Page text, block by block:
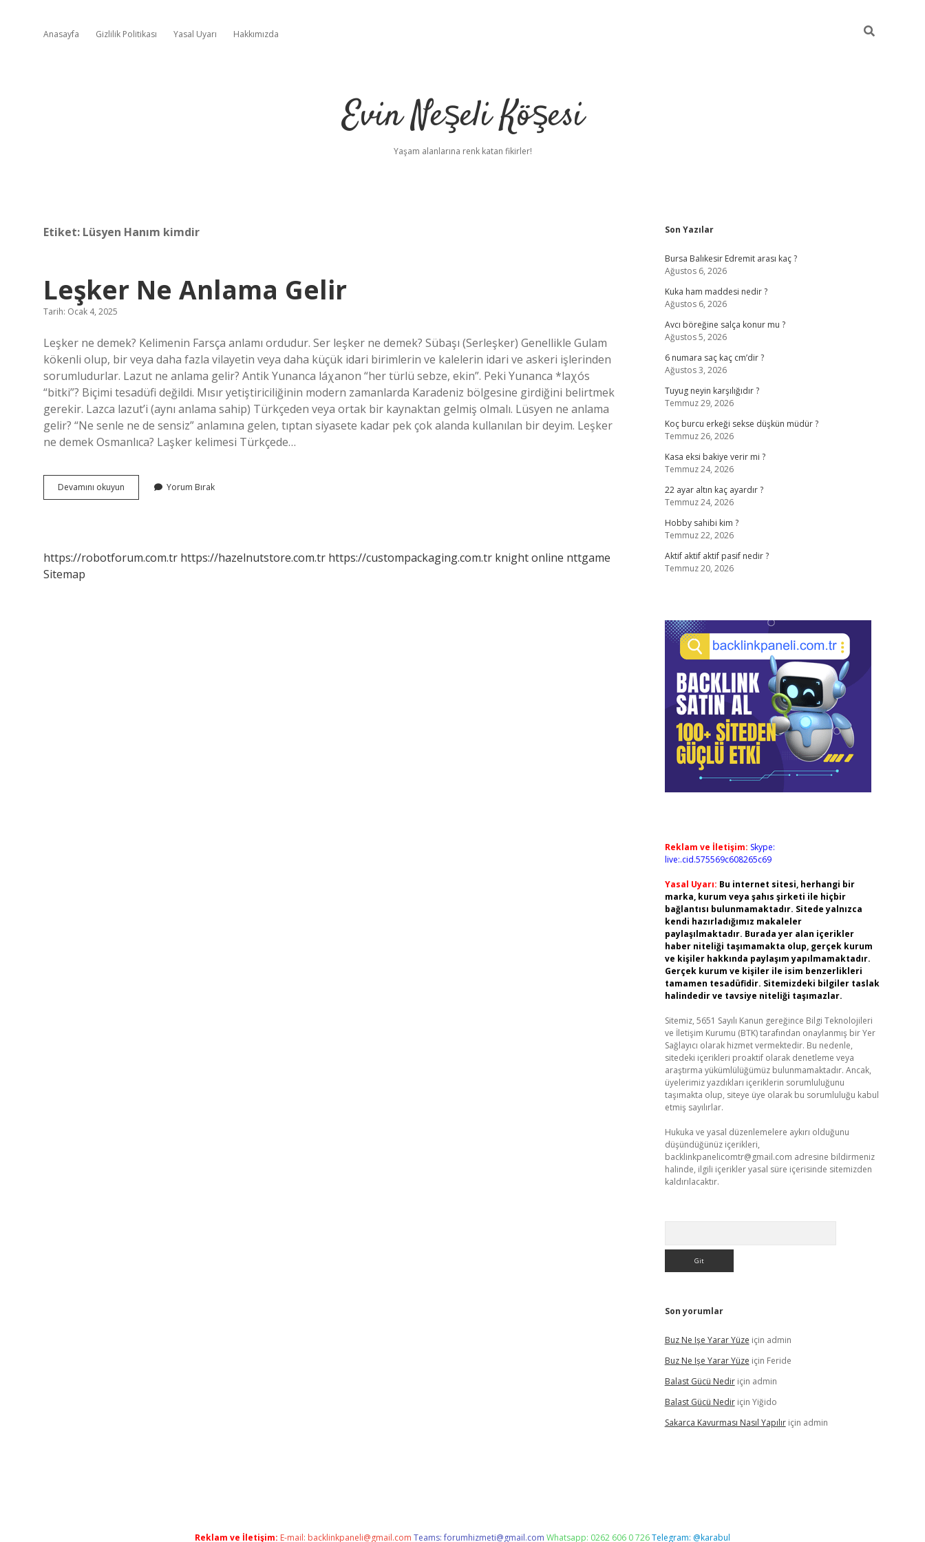
Anasayfa Gizlilik Politikası Yasal Uyarı Hakkımızda
Evin Neşeli Köşesi
Yaşam alanlarına renk katan fikirler!
Etiket: Lüsyen Hanım kimdir
Leşker Ne Anlama Gelir
Tarih: Ocak 4, 2025
Leşker ne demek? Kelimenin Farsça anlamı ordudur. Ser leşker ne demek? Sübaşı (Serleşker) Genellikle Gulam
kökenli olup, bir veya daha fazla vilayetin veya daha küçük idari birimlerin ve kalelerin idari ve askeri işlerinden
sorumludurlar. Lazut ne anlama gelir? Antik Yunanca láχanon “her türlü sebze, ekin”. Peki Yunanca *laχós
“bitki”? Biçimi tesadüfi değildi. Mısır yetiştiriciliğinin modern zamanlarda Karadeniz bölgesine girdiğini belirtmek
gerekir. Lazca lazut’i (aynı anlama sahip) Türkçeden veya ortak bir kaynaktan gelmiş olmalı. Lüsyen ne anlama
gelir? “Ne senle ne de sensiz” anlamına gelen, tıptan siyasete kadar pek çok alanda kullanılan bir deyim. Leşker
ne demek Osmanlıca? Laşker kelimesi Türkçede…
Devamını okuyun
Ne
Yorum Bırak
https://robotforum.com.tr https://hazelnutstore.com.tr https://custompackaging.com.tr knight online nttgame
Sitemap
Sidebar
Son Yazılar
Bursa Balıkesir Edremit arası kaç ?
Ağustos 6, 2026
Kuka ham maddesi nedir ?
Ağustos 6, 2026
Avcı böreğine salça konur mu ?
Ağustos 5, 2026
6 numara saç kaç cm’dir ?
Ağustos 3, 2026
Tuyug neyin karşılığıdır ?
Temmuz 29, 2026
Koç burcu erkeği sekse düşkün müdür ?
Temmuz 26, 2026
Kasa eksi bakiye verir mi ?
Temmuz 24, 2026
22 ayar altın kaç ayardır ?
Temmuz 24, 2026
Hobby sahibi kim ?
Temmuz 22, 2026
Aktif aktif aktif pasif nedir ?
Temmuz 20, 2026
Reklam ve İletişim: Skype:
live:.cid.575569c608265c69
Yasal Uyarı: Bu internet sitesi, herhangi bir
marka, kurum veya şahıs şirketi ile hiçbir
bağlantısı bulunmamaktadır. Sitede yalnızca
kendi hazırladığımız makaleler
paylaşılmaktadır. Burada yer alan içerikler
haber niteliği taşımamakta olup, gerçek kurum
ve kişiler hakkında paylaşım yapılmamaktadır.
Gerçek kurum ve kişiler ile isim benzerlikleri
tamamen tesadüfidir. Sitemizdeki bilgiler taslak
halindedir ve tavsiye niteliği taşımazlar.
Sitemiz, 5651 Sayılı Kanun gereğince Bilgi Teknolojileri
ve İletişim Kurumu (BTK) tarafından onaylanmış bir Yer
Sağlayıcı olarak hizmet vermektedir. Bu nedenle,
sitedeki içerikleri proaktif olarak denetleme veya
araştırma yükümlülüğümüz bulunmamaktadır. Ancak,
üyelerimiz yazdıkları içeriklerin sorumluluğunu
taşımakta olup, siteye üye olarak bu sorumluluğu kabul
etmiş sayılırlar.
Hukuka ve yasal düzenlemelere aykırı olduğunu
düşündüğünüz içerikleri,
backlinkpanelicomtr@gmail.com adresine bildirmeniz
halinde, ilgili içerikler yasal süre içerisinde sitemizden
kaldırılacaktır.
Son yorumlar
Buz Ne Işe Yarar Yüze için admin
Buz Ne Işe Yarar Yüze için Feride
Balast Gücü Nediriçin admin
Balast Gücü Nediriçin Yiğido
Sakarca Kavurması Nasıl Yapılıriçin admin
Reklam ve İletişim: E-mail: backlinkpaneli@gmail.com Teams:forumhizmeti@gmail.com Whatsapp: 0262 606 0 726Telegram: @karabul